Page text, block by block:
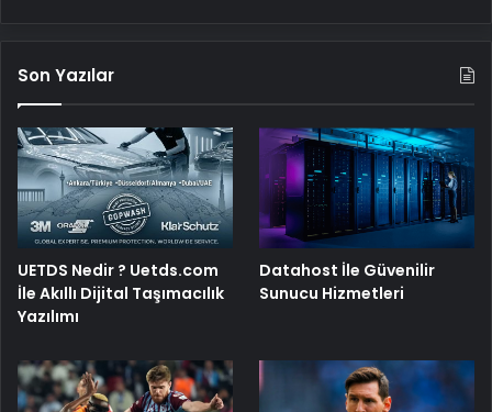
Son Yazılar
UETDS Nedir ? Uetds.com
İle Akıllı Dijital Taşımacılık
Yazılımı
Datahost İle Güvenilir
Sunucu Hizmetleri